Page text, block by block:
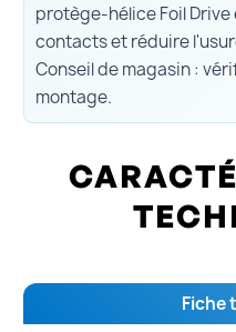
protège-hélice Foil
contacts et réduire
Conseil de magasin :
montage.
Fiche